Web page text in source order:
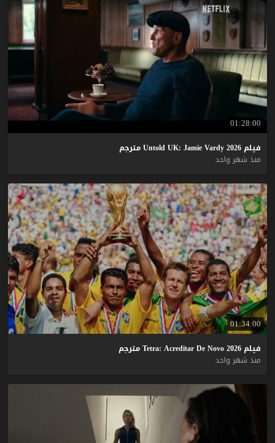
01:28:00
فيلم Untold UK: Jamie Vardy 2026
مترجم
منذ شهر واحد
01:34:00
فيلم Tetra: Acreditar De Novo 2026
مترجم
منذ شهر واحد